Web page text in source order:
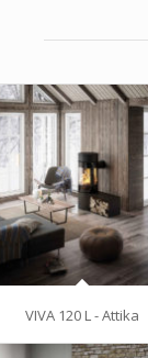
VIVA 120 L - Attika